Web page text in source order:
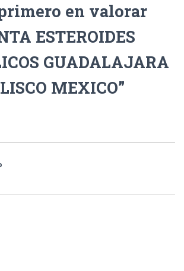
en valorar
ESTEROIDES
GUADALAJARA
MEXICO”